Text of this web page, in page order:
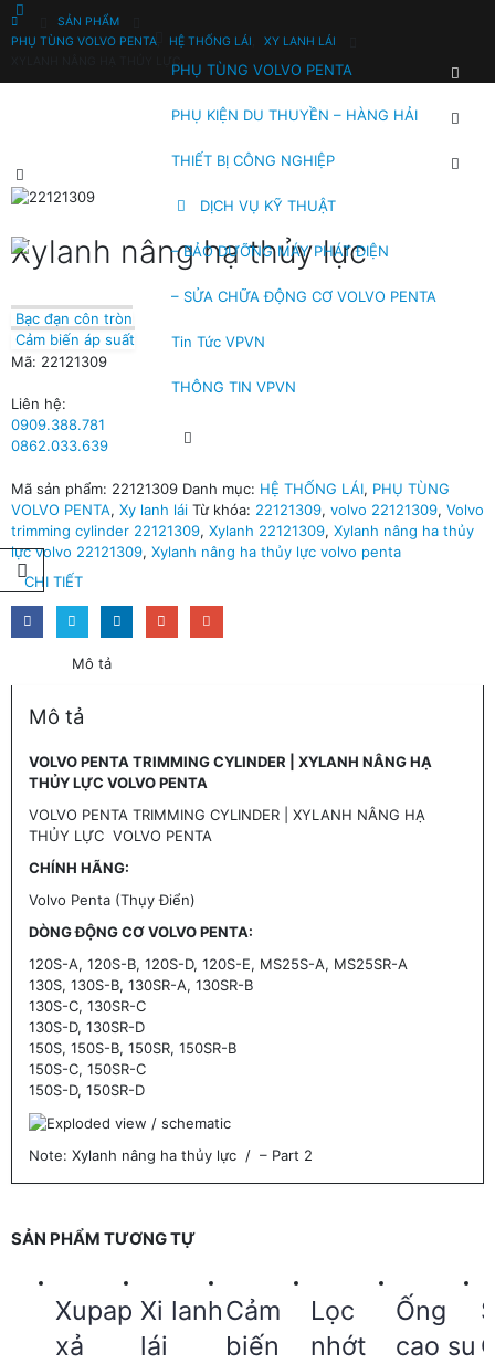
PHỤ TÙNG VOLVO PENTA
PHỤ KIỆN DU THUYỀN – HÀNG HẢI
THIẾT BỊ CÔNG NGHIỆP
DỊCH VỤ KỸ THUẬT
– BẢO DƯỠNG MÁY PHÁT ĐIỆN
– SỬA CHỮA ĐỘNG CƠ VOLVO PENTA
Tin Tức VPVN
THÔNG TIN VPVN
SẢN PHẨM
PHỤ TÙNG VOLVO PENTA
HỆ THỐNG LÁI
XY LANH LÁI
XYLANH NÂNG HẠ THỦY LỰC
Xylanh nâng hạ thủy lực
Bạc đạn côn tròn
Cảm biến áp suất
Mã: 22121309
Liên hệ:
0909.388.781
0862.033.639
Mã sản phẩm: 22121309 Danh mục: HỆ THỐNG LÁI, PHỤ TÙNG
VOLVO PENTA, Xy lanh lái Từ khóa: 22121309, volvo 22121309, Volvo
trimming cylinder 22121309, Xylanh 22121309, Xylanh nâng ha thủy
lực volvo 22121309, Xylanh nâng ha thủy lực volvo penta
CHI TIẾT
Mô tả
Mô tả
VOLVO PENTA TRIMMING CYLINDER | XYLANH NÂNG HẠ
THỦY LỰC VOLVO PENTA
VOLVO PENTA TRIMMING CYLINDER | XYLANH NÂNG HẠ
THỦY LỰC VOLVO PENTA
CHÍNH HÃNG:
Volvo Penta (Thụy Điển)
DÒNG ĐỘNG CƠ VOLVO PENTA:
120S-A, 120S-B, 120S-D, 120S-E, MS25S-A, MS25SR-A
130S, 130S-B, 130SR-A, 130SR-B
130S-C, 130SR-C
130S-D, 130SR-D
150S, 150S-B, 150SR, 150SR-B
150S-C, 150SR-C
150S-D, 150SR-D
Note: Xylanh nâng ha thủy lực / – Part 2
SẢN PHẨM TƯƠNG TỰ
Xupap
xả
Xi lanh
lái
Cảm
biến
Lọc
nhớt
Ống
cao su